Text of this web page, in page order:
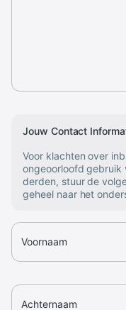
Jouw Contact
Voor klachten over
ongeoorloofd gebruik
derden, stuur de
geheel naar het
Voornaam
Achternaam